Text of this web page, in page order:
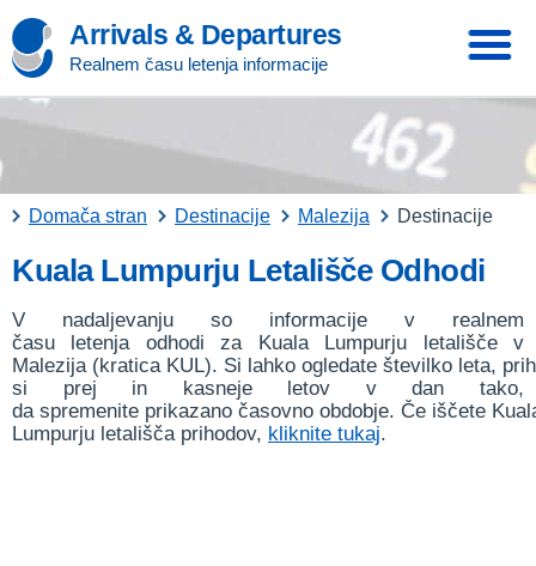
Arrivals & Departures
Realnem času letenja informacije
Domača stran Destinacije Malezija Destinacije
Kuala Lumpurju Letališče Odhodi
V nadaljevanju so informacije v realnem
času letenja odhodi za Kuala Lumpurju letališče v
Malezija (kratica KUL). Si lahko ogledate številko leta,
si prej in kasneje letov v dan tako,
da spremenite prikazano časovno obdobje. Če iščete
Lumpurju letališča prihodov, kliknite tukaj.